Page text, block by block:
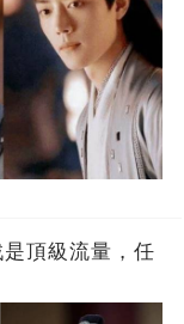
頂級流量，任